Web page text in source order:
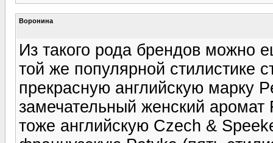
Воронина
Из такого рода брендов можно
той же популярной стилистике
прекрасную английскую марку
замечательный женский
тоже английскую Czech &